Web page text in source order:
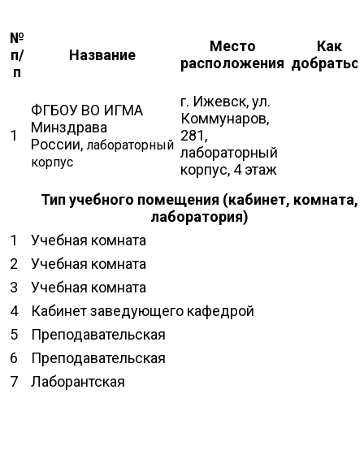
№
п/
п
Название
Место
расположения
Как
1
ФГБОУ ВО ИГМА
Минздрава
России, лабораторный
корпус
г. Ижевск, ул.
Коммунаров,
281,
лабораторный
корпус, 4 этаж
Тип учебного помещения (кабинет, комната,
лаборатория)
1
Учебная комната
2
Учебная комната
3
Учебная комната
4
Кабинет заведующего кафедрой
5
Преподавательская
6
Преподавательская
7
Лаборантская